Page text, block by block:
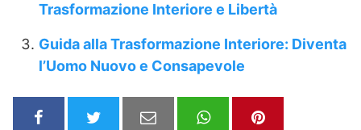
Trasformazione Interiore e Libertà
Guida alla Trasformazione Interiore: Diventa
l’Uomo Nuovo e Consapevole